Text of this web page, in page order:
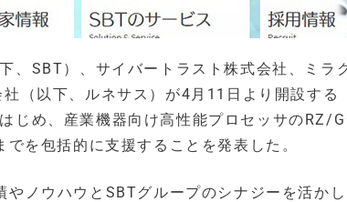
、SBT）、サイバートラスト株式会社、ミラ
（以下、ルネサス）が4月11日より開設する
じめ、産業機器向け高性能プロセッサのRZ/
を包括的に支援することを発表した。
ノウハウとSBTグループのシナジーを活か